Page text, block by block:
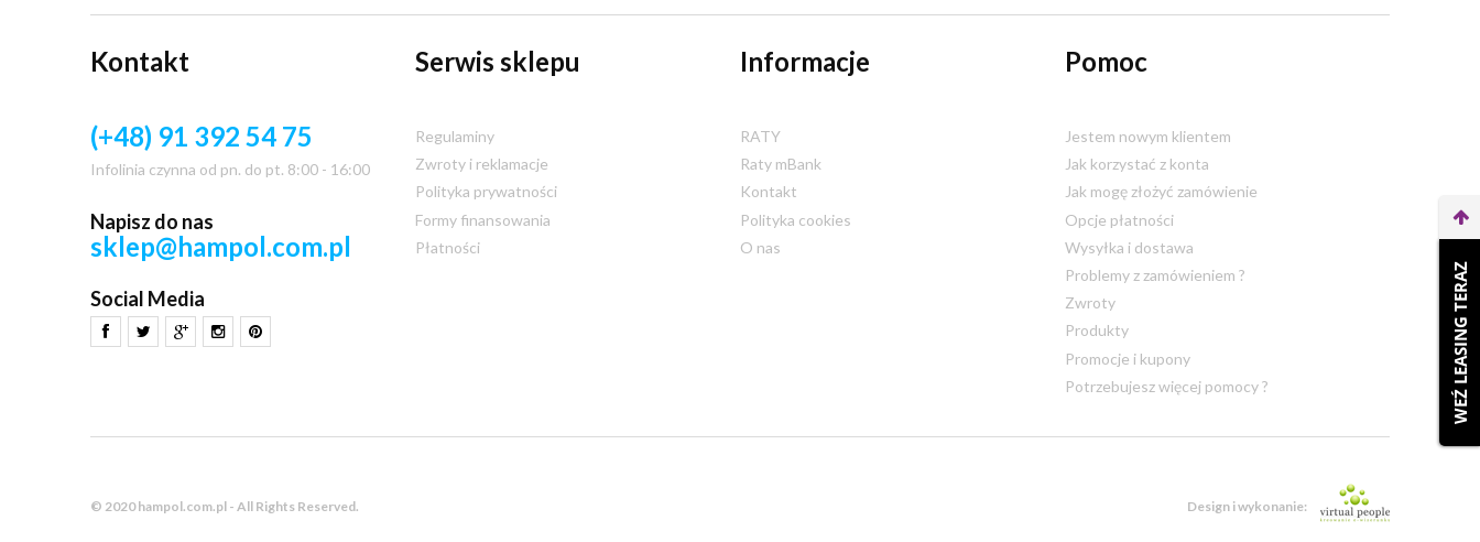
Kontakt
(+48) 91 392 54 75
Infolinia czynna od pn. do pt. 8:00 - 16:00
Napisz do nas
sklep@hampol.com.pl
Social Media
Serwis sklepu
Regulaminy
Zwroty i reklamacje
Polityka prywatności
Formy finansowania
Płatności
Informacje
RATY
Raty mBank
Kontakt
Polityka cookies
O nas
Pomoc
Jestem nowym klientem
Jak korzystać z konta
Jak mogę złożyć zamówienie
Opcje płatności
Wysyłka i dostawa
Problemy z zamówieniem ?
Zwroty
Produkty
Promocje i kupony
Potrzebujesz więcej pomocy ?
© 2020 hampol.com.pl - All Rights Reserved. Design i wykonanie:
WEŹ LEASING TERAZ